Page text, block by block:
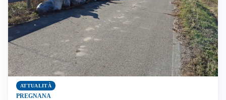
ATTUALITÀ
PREGNANA